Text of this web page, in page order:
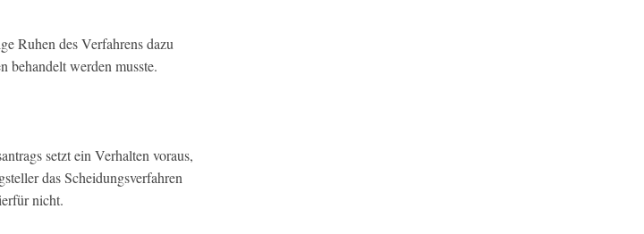
Ruhen des Verfahrens dazu
behandelt werden musste.
setzt ein Verhalten voraus,
das Scheidungsverfahren
nicht.